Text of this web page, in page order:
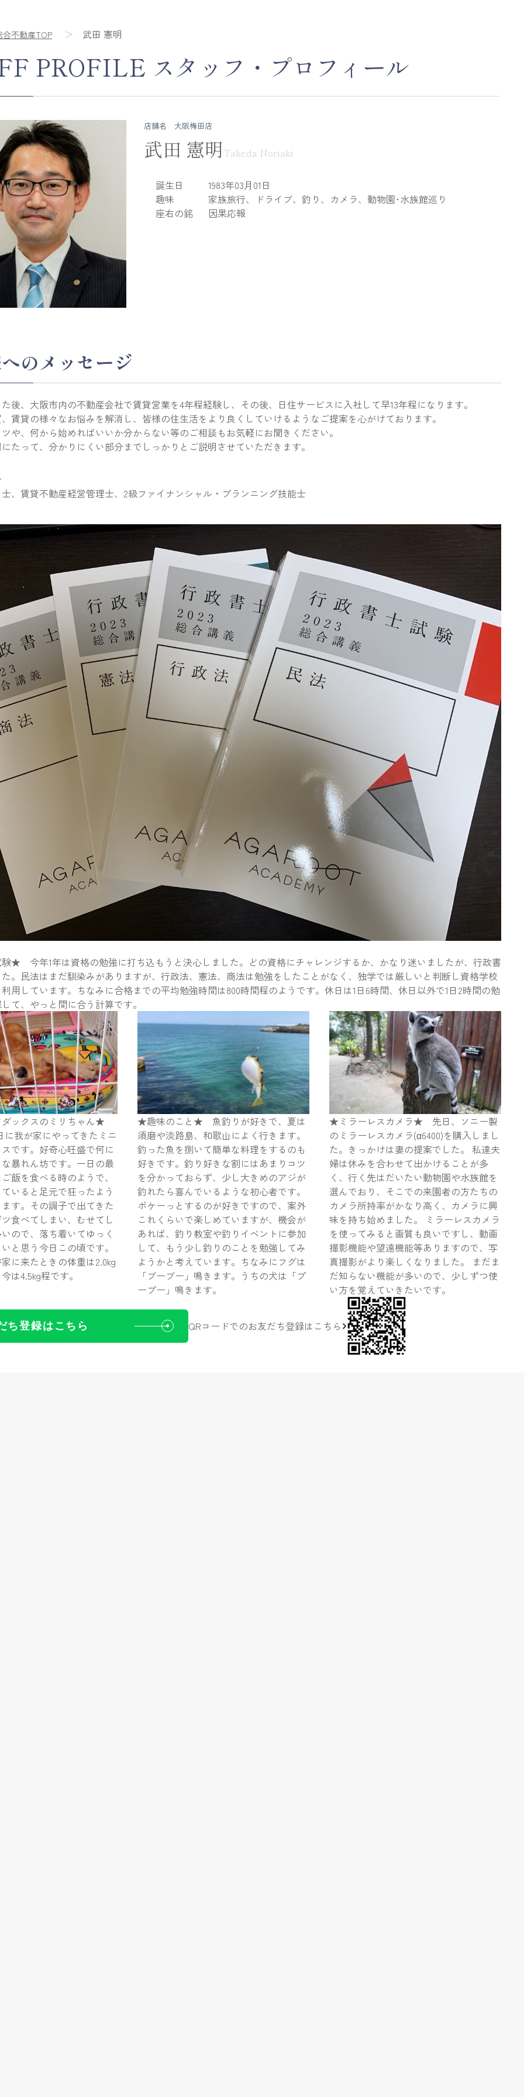
不動産TOP 武田 憲明
PROFILE スタッフ・プロフィール
店舗名 大阪梅田店
武田 憲明Takeda Noriaki
誕生日
1983年03月01日
趣味
家族旅行、ドライブ、釣り、カメラ、動物園･水族館巡り
座右の銘
因果応報
のメッセージ
後、大阪市内の不動産会社で賃貸営業を4年程経験し、その後、日住サービスに入社して早13年程になります。
賃貸の様々なお悩みを解消し、皆様の住生活をより良くしていけるようなご提案を心がけております。
や、何から始めればいいか分からない等のご相談もお気軽にお聞きください。
たって、分かりにくい部分までしっかりとご説明させていただきます。
、賃貸不動産経営管理士、2級ファイナンシャル・プランニング技能士
★ 今年1年は資格の勉強に打ち込もうと決心しました。どの資格にチャレンジするか、かなり迷いましたが、行政書
。民法はまだ馴染みがありますが、行政法、憲法、商法は勉強をしたことがなく、独学では厳しいと判断し資格学校
用しています。ちなみに合格までの平均勉強時間は800時間程のようです。休日は1日6時間、休日以外で1日2時間の勉
て、やっと間に合う計算です。
ックスのミリちゃん★
に我が家にやってきたミニ
です。好奇心旺盛で何に
暴れん坊です。一日の最
飯を食べる時のようで、
いると足元で狂ったよう
す。その調子で出てきた
食べてしまい、むせてし
ので、落ち着いてゆっく
と思う今日この頃です。
に来たときの体重は2.0kg
は4.5kg程です。
★趣味のこと★ 魚釣りが好きで、夏は
須磨や淡路島、和歌山によく行きます。
釣った魚を捌いて簡単な料理をするのも
好きです。釣り好きな割にはあまりコツ
を分かっておらず、少し大きめのアジが
釣れたら喜んでいるような初心者です。
ボケーっとするのが好きですので、案外
これくらいで楽しめていますが、機会が
あれば、釣り教室や釣りイベントに参加
して、もう少し釣りのことを勉強してみ
ようかと考えています。ちなみにフグは
「ブーブー」鳴きます。うちの犬は「プ
ープー」鳴きます。
★ミラーレスカメラ★ 先日、ソニー製
のミラーレスカメラ(α6400)を購入しまし
た。きっかけは妻の提案でした。 私達夫
婦は休みを合わせて出かけることが多
く、行く先はだいたい動物園や水族館を
選んでおり、そこでの来園者の方たちの
カメラ所持率がかなり高く、カメラに興
味を持ち始めました。 ミラーレスカメラ
を使ってみると画質も良いですし、動画
撮影機能や望遠機能等ありますので、写
真撮影がより楽しくなりました。 まだま
だ知らない機能が多いので、少しずつ使
い方を覚えていきたいです。
ち登録はこちら QRコードでのお友だち登録はこちら